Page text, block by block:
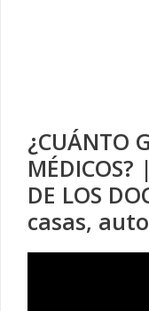
¿CUÁNTO
DE LOS
casas,